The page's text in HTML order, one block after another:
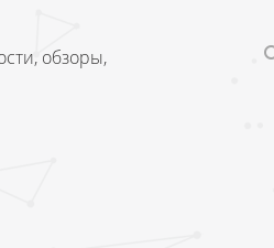
обзоры,